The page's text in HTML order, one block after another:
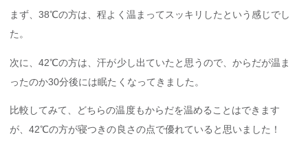
まず、38℃の方は、程よく温まってスッキリしたという感じでし
た。
次に、42℃の方は、汗が少し出ていたと思うので、からだが温ま
ったのか30分後には眠たくなってきました。
比較してみて、どちらの温度もからだを温めることはできます
が、42℃の方が寝つきの良さの点で優れていると思いました！